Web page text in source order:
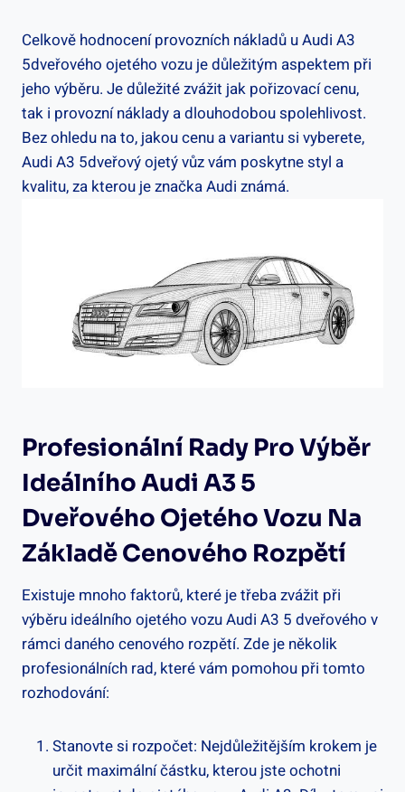
Celkově hodnocení provozních nákladů u Audi A3
5dveřového ojetého vozu je důležitým aspektem při
jeho výběru. Je důležité zvážit jak pořizovací cenu,
tak i provozní náklady a dlouhodobou spolehlivost.
Bez ohledu na to, jakou cenu a variantu si vyberete,
Audi A3 5dveřový ojetý vůz vám poskytne styl a
kvalitu, za kterou je značka Audi známá.
Profesionální Rady Pro Výběr
Ideálního Audi A3 5
Dveřového Ojetého Vozu Na
Základě Cenového Rozpětí
Existuje mnoho faktorů, které je třeba zvážit při
výběru ideálního ojetého vozu Audi A3 5 dveřového v
rámci daného cenového rozpětí. Zde je několik
profesionálních rad, které vám pomohou při tomto
rozhodování:
Stanovte si rozpočet: Nejdůležitějším krokem je
určit maximální částku, kterou jste ochotni